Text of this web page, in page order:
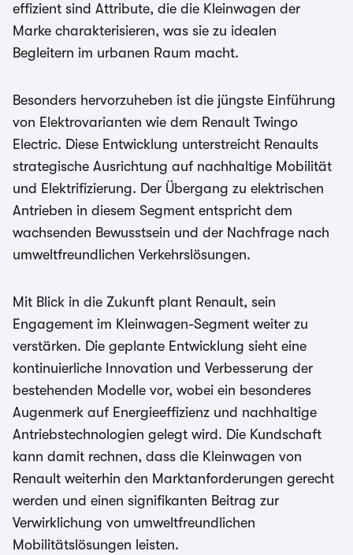
effizient sind Attribute, die die Kleinwagen der
Marke charakterisieren, was sie zu idealen
Begleitern im urbanen Raum macht.
Besonders hervorzuheben ist die jüngste Einführung
von Elektrovarianten wie dem Renault Twingo
Electric. Diese Entwicklung unterstreicht Renaults
strategische Ausrichtung auf nachhaltige Mobilität
und Elektrifizierung. Der Übergang zu elektrischen
Antrieben in diesem Segment entspricht dem
wachsenden Bewusstsein und der Nachfrage nach
umweltfreundlichen Verkehrslösungen.
Mit Blick in die Zukunft plant Renault, sein
Engagement im Kleinwagen-Segment weiter zu
verstärken. Die geplante Entwicklung sieht eine
kontinuierliche Innovation und Verbesserung der
bestehenden Modelle vor, wobei ein besonderes
Augenmerk auf Energieeffizienz und nachhaltige
Antriebstechnologien gelegt wird. Die Kundschaft
kann damit rechnen, dass die Kleinwagen von
Renault weiterhin den Marktanforderungen gerecht
werden und einen signifikanten Beitrag zur
Verwirklichung von umweltfreundlichen
Mobilitätslösungen leisten.